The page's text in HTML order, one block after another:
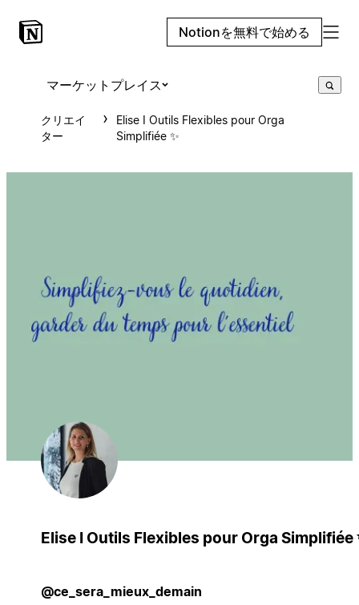
Notionを無料で始める
マーケットプレイス
クリエイ
ター
Elise I Outils Flexibles pour Orga
Simplifiée ✨
Elise I Outils Flexibles pour Orga Simplifiée
@ce_sera_mieux_demain